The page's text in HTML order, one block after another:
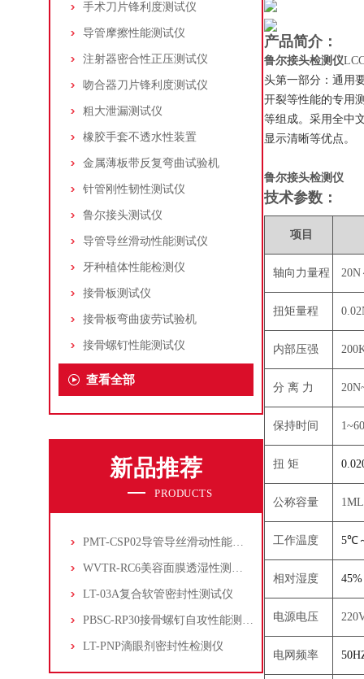
手术刀片锋利度测试仪
导管摩擦性能测试仪
注射器密合性正压测试仪
吻合器刀片锋利度测试仪
粗大泄漏测试仪
橡胶手套不透水性装置
金属薄板带反复弯曲试验机
针管刚性韧性测试仪
鲁尔接头测试仪
导管导丝滑动性能测试仪
牙种植体性能检测仪
接骨板测试仪
接骨板弯曲疲劳试验机
接骨螺钉性能测试仪
查看全部
新品推荐
PRODUCTS
PMT-CSP02导管导丝滑动性能测试仪
WVTR-RC6美容面膜透湿性测试仪
LT-03A复合软管密封性测试仪
PBSC-RP30接骨螺钉自攻性能测试‌仪
LT-PNP滴眼剂密封性检测仪
产品简介：
鲁尔接头检测仪
头第一部分：通用
开裂等性能的专用
等组成。采用全中
显示清晰等优点。
鲁尔接头检测仪
技术参数：
项目
轴向力量程 20N
扭矩量程
内部压强
分 离 力
保持时间
扭 矩
公称容量
工作温度 5℃
相对湿度
电源电压
电网频率